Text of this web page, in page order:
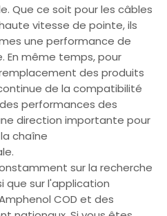
Que ce soit pour les câbles
vitesse de pointe, ils
une performance de
En même temps, pour
des produits
de la compatibilité
performances des
direction importante pour
chaîne
sur la recherche
que sur l'application
COD et des